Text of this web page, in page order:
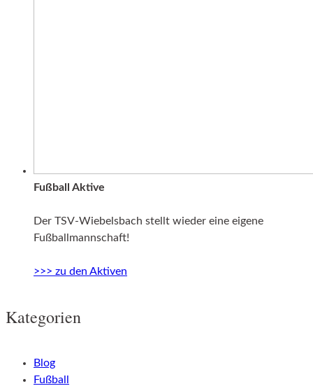
Fußball Aktive
Der TSV-Wiebelsbach stellt wieder eine eigene
Fußballmannschaft!
>>> zu den Aktiven
Kategorien
Blog
Fußball